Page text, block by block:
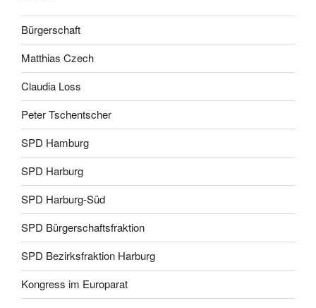
Bürgerschaft
Matthias Czech
Claudia Loss
Peter Tschentscher
SPD Hamburg
SPD Harburg
SPD Harburg-Süd
SPD Bürgerschaftsfraktion
SPD Bezirksfraktion Harburg
Kongress im Europarat